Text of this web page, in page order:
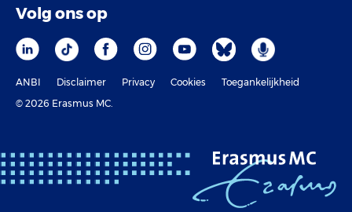
Volg ons op
ANBI Disclaimer Privacy Cookies
Toegankelijkheid
© 2026 Erasmus MC.